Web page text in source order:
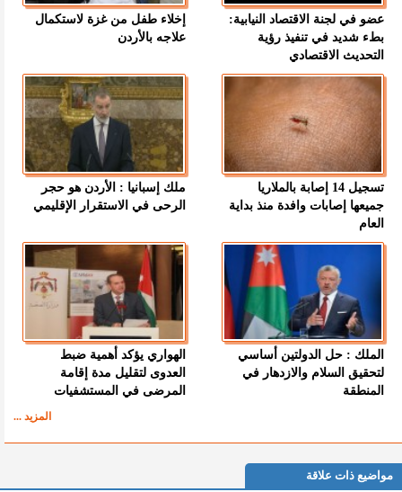
عضو في لجنة الاقتصاد النيابية:
بطء شديد في تنفيذ رؤية
التحديث الاقتصادي
إخلاء طفل من غزة لاستكمال
علاجه بالأردن
تسجيل 14 إصابة بالملاريا
جميعها إصابات وافدة منذ بداية
العام
ملك إسبانيا : الأردن هو حجر
الرحى في الاستقرار الإقليمي
الملك : حل الدولتين أساسي
لتحقيق السلام والازدهار في
المنطقة
الهواري يؤكد أهمية ضبط
العدوى لتقليل مدة إقامة
المرضى في المستشفيات
المزيد ...
مواضيع ذات علاقة